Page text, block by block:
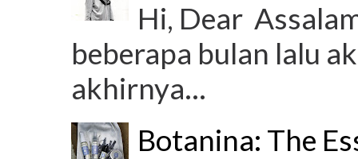
Hi, Dear
beberapa bulan lalu
akhirnya...
Botanina: The